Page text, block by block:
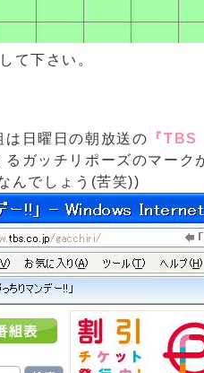
て下さい。
日曜日の朝放送の 『
るガッチリポーズのマー
んでしょう(苦笑))